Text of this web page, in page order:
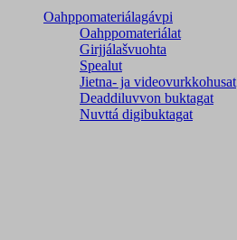
Oahppomateriálagávpi
Oahppomateriálat
Girjjálašvuohta
Spealut
Jietna- ja videovurkkohusat
Deaddiluvvon buktagat
Nuvttá digibuktagat